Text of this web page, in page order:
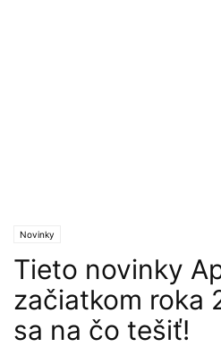
Novinky
Tieto novinky
začiatkom roka
sa na čo tešiť!